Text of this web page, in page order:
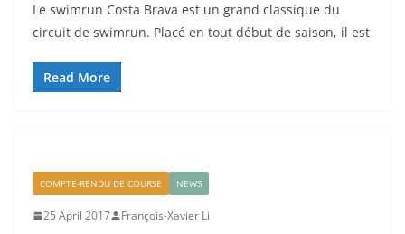
Le swimrun Costa Brava est un grand classique du
circuit de swimrun. Placé en tout début de saison, il est
Read More
COMPTE-RENDU DE COURSE NEWS
25 April 2017 François-Xavier Li